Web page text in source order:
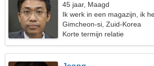
45 jaar, Maagd
Ik werk in een magazijn, ik
vrouw nodig
Gimcheon-si, Zuid-Korea
Korte termijn relatie